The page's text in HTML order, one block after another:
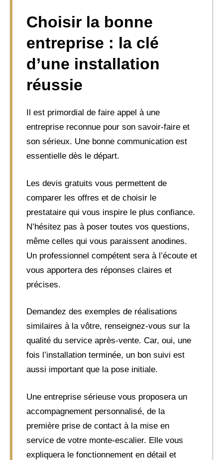
Choisir la bonne
entreprise : la clé
d’une installation
réussie
Il est primordial de faire appel à une
entreprise reconnue pour son savoir-faire et
son sérieux. Une bonne communication est
essentielle dès le départ.
Les devis gratuits vous permettent de
comparer les offres et de choisir le
prestataire qui vous inspire le plus confiance.
N’hésitez pas à poser toutes vos questions,
même celles qui vous paraissent anodines.
Un professionnel compétent sera à l’écoute et
vous apportera des réponses claires et
précises.
Demandez des exemples de réalisations
similaires à la vôtre, renseignez-vous sur la
qualité du service après-vente. Car, oui, une
fois l’installation terminée, un bon suivi est
aussi important que la pose initiale.
Une entreprise sérieuse vous proposera un
accompagnement personnalisé, de la
première prise de contact à la mise en
service de votre monte-escalier. Elle vous
expliquera le fonctionnement en détail et